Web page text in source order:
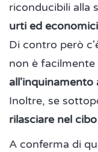
riconducibili alla
urti ed
Di contro però
non è facilmente
all'inquinamento
Inoltre, se
rilasciare nel
A conferma di